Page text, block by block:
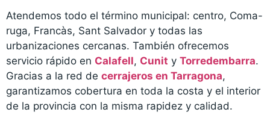
Atendemos todo el término municipal: centro, Coma-
ruga, Francàs, Sant Salvador y todas las
urbanizaciones cercanas. También ofrecemos
servicio rápido en Calafell, Cunit y Torredembarra.
Gracias a la red de cerrajeros en Tarragona,
garantizamos cobertura en toda la costa y el interior
de la provincia con la misma rapidez y calidad.